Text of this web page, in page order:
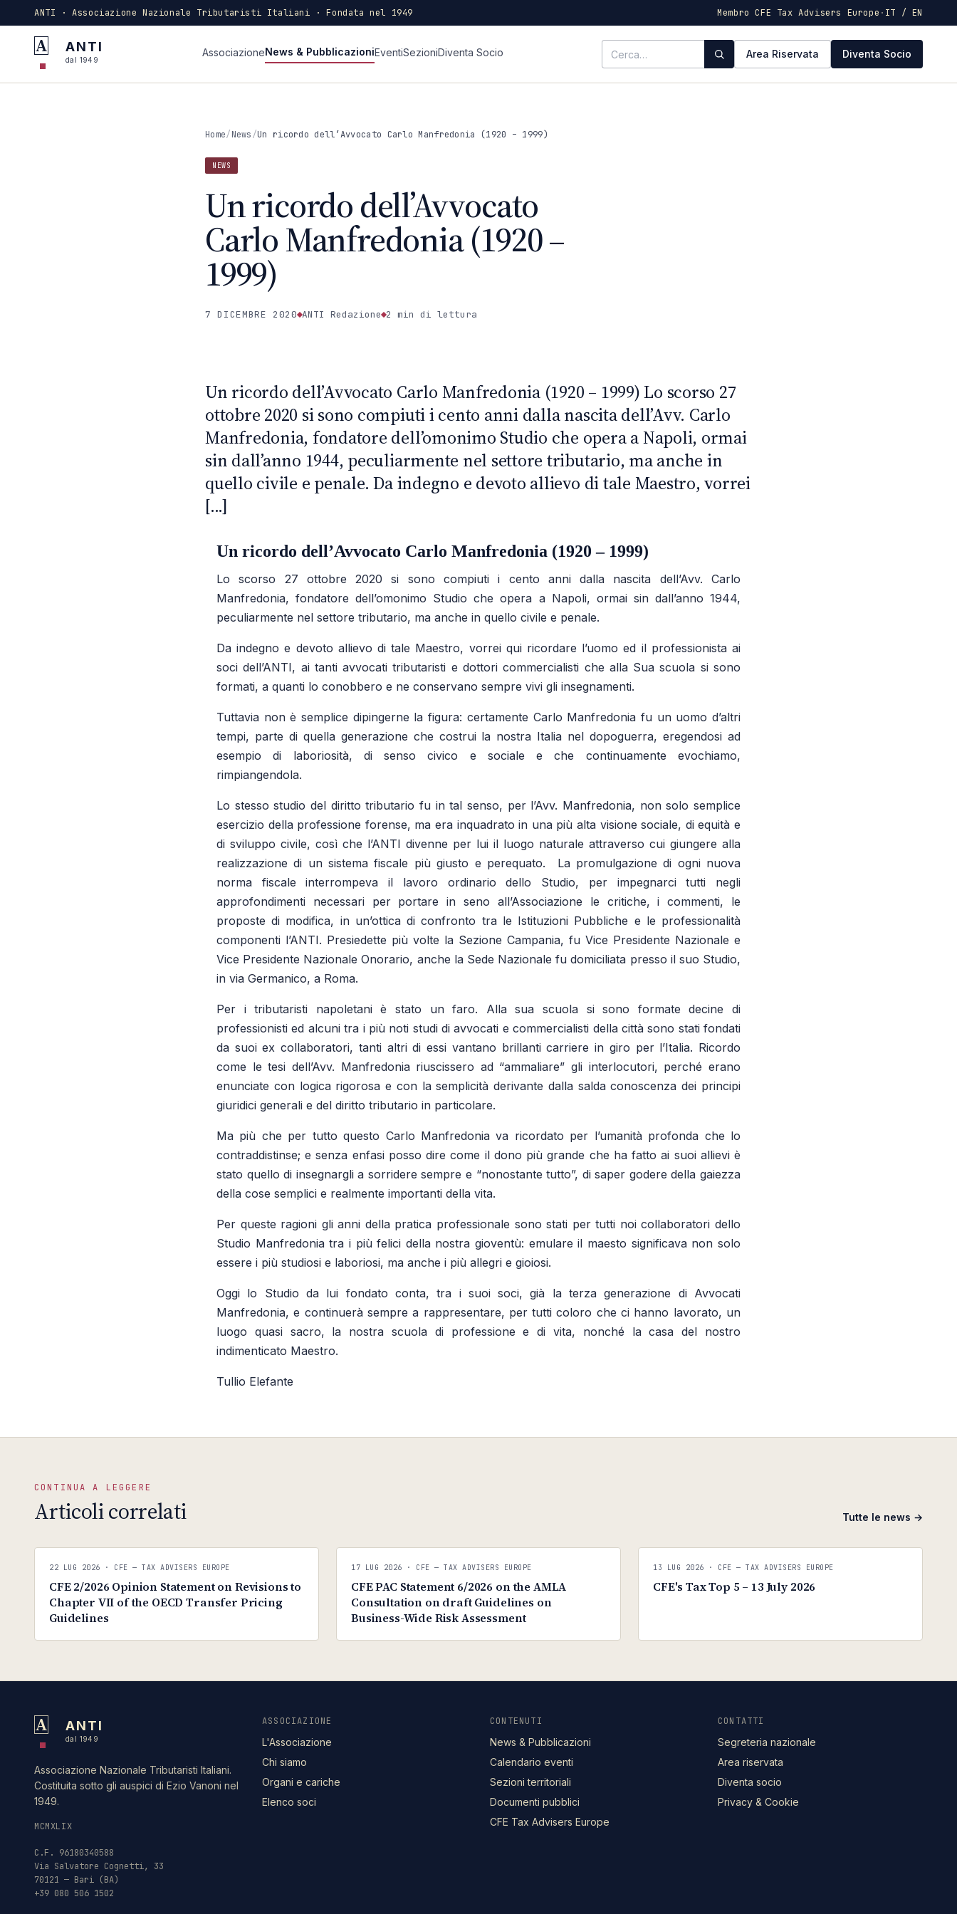
ANTI · Associazione Nazionale Tributaristi Italiani · Fondata nel 1949 Membro CFE Tax Advisers Europe · IT / EN
A ANTI
dal 1949
AssociazioneNews & PubblicazioniEventiSezioniDiventa Socio Area Riservata Diventa Socio
Home/News/Un ricordo dell’Avvocato Carlo Manfredonia (1920 – 1999)
NEWS
Un ricordo dell’Avvocato
Carlo Manfredonia (1920 –
1999)
7 DICEMBRE 2020 ANTI Redazione 2 min di lettura N
Un ricordo dell’Avvocato Carlo Manfredonia (1920 – 1999) Lo scorso 27
ottobre 2020 si sono compiuti i cento anni dalla nascita dell’Avv. Carlo
Manfredonia, fondatore dell’omonimo Studio che opera a Napoli, ormai
sin dall’anno 1944, peculiarmente nel settore tributario, ma anche in
quello civile e penale. Da indegno e devoto allievo di tale Maestro, vorrei
[...]
Un ricordo dell’Avvocato Carlo Manfredonia (1920 – 1999)
Lo scorso 27 ottobre 2020 si sono compiuti i cento anni dalla nascita dell’Avv. Carlo
Manfredonia, fondatore dell’omonimo Studio che opera a Napoli, ormai sin dall’anno 1944,
peculiarmente nel settore tributario, ma anche in quello civile e penale.
Da indegno e devoto allievo di tale Maestro, vorrei qui ricordare l’uomo ed il professionista ai
soci dell’ANTI, ai tanti avvocati tributaristi e dottori commercialisti che alla Sua scuola si sono
formati, a quanti lo conobbero e ne conservano sempre vivi gli insegnamenti.
Tuttavia non è semplice dipingerne la figura: certamente Carlo Manfredonia fu un uomo d’altri
tempi, parte di quella generazione che costrui la nostra Italia nel dopoguerra, eregendosi ad
esempio di laboriosità, di senso civico e sociale e che continuamente evochiamo,
rimpiangendola.
Lo stesso studio del diritto tributario fu in tal senso, per l’Avv. Manfredonia, non solo semplice
esercizio della professione forense, ma era inquadrato in una più alta visione sociale, di equità e
di sviluppo civile, così che l’ANTI divenne per lui il luogo naturale attraverso cui giungere alla
realizzazione di un sistema fiscale più giusto e perequato. La promulgazione di ogni nuova
norma fiscale interrompeva il lavoro ordinario dello Studio, per impegnarci tutti negli
approfondimenti necessari per portare in seno all’Associazione le critiche, i commenti, le
proposte di modifica, in un’ottica di confronto tra le Istituzioni Pubbliche e le professionalità
componenti l’ANTI. Presiedette più volte la Sezione Campania, fu Vice Presidente Nazionale e
Vice Presidente Nazionale Onorario, anche la Sede Nazionale fu domiciliata presso il suo Studio,
in via Germanico, a Roma.
Per i tributaristi napoletani è stato un faro. Alla sua scuola si sono formate decine di
professionisti ed alcuni tra i più noti studi di avvocati e commercialisti della città sono stati fondati
da suoi ex collaboratori, tanti altri di essi vantano brillanti carriere in giro per l’Italia. Ricordo
come le tesi dell’Avv. Manfredonia riuscissero ad “ammaliare” gli interlocutori, perché erano
enunciate con logica rigorosa e con la semplicità derivante dalla salda conoscenza dei principi
giuridici generali e del diritto tributario in particolare.
Ma più che per tutto questo Carlo Manfredonia va ricordato per l’umanità profonda che lo
contraddistinse; e senza enfasi posso dire come il dono più grande che ha fatto ai suoi allievi è
stato quello di insegnargli a sorridere sempre e “nonostante tutto”, di saper godere della gaiezza
della cose semplici e realmente importanti della vita.
Per queste ragioni gli anni della pratica professionale sono stati per tutti noi collaboratori dello
Studio Manfredonia tra i più felici della nostra gioventù: emulare il maesto significava non solo
essere i più studiosi e laboriosi, ma anche i più allegri e gioiosi.
Oggi lo Studio da lui fondato conta, tra i suoi soci, già la terza generazione di Avvocati
Manfredonia, e continuerà sempre a rappresentare, per tutti coloro che ci hanno lavorato, un
luogo quasi sacro, la nostra scuola di professione e di vita, nonché la casa del nostro
indimenticato Maestro.
Tullio Elefante
CONTINUA A LEGGERE
Articoli correlati Tutte le news →
C
CFE — TAX ADVISERS EUROPE
22 LUG 2026 · CFE — TAX ADVISERS EUROPE
CFE 2/2026 Opinion Statement on Revisions to
Chapter VII of the OECD Transfer Pricing
Guidelines
C
CFE — TAX ADVISERS EUROPE
17 LUG 2026 · CFE — TAX ADVISERS EUROPE
CFE PAC Statement 6/2026 on the AMLA
Consultation on draft Guidelines on
Business-Wide Risk Assessment
C
CFE — TAX ADVISERS EUROPE
13 LUG 2026 · CFE — TAX ADVISERS EUROPE
CFE's Tax Top 5 – 13 July 2026
A ANTI
dal 1949
Associazione Nazionale Tributaristi Italiani.
Costituita sotto gli auspici di Ezio Vanoni nel
1949.
MCMXLIX
C.F. 96180340588
Via Salvatore Cognetti, 33
70121 — Bari (BA)
+39 080 506 1502
ASSOCIAZIONE
L'Associazione
Chi siamo
Organi e cariche
Elenco soci
CONTENUTI
News & Pubblicazioni
Calendario eventi
Sezioni territoriali
Documenti pubblici
CFE Tax Advisers Europe
CONTATTI
Segreteria nazionale
Area riservata
Diventa socio
Privacy & Cookie